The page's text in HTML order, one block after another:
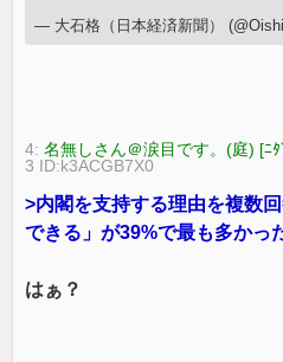
— 大石格（日本経済新聞）
4:名無しさん＠涙目です。(庭) [ﾆﾀ
3 ID:k3ACGB7X0
>内閣を支持する理由を複数
できる」が39%で最も多かっ
はぁ？